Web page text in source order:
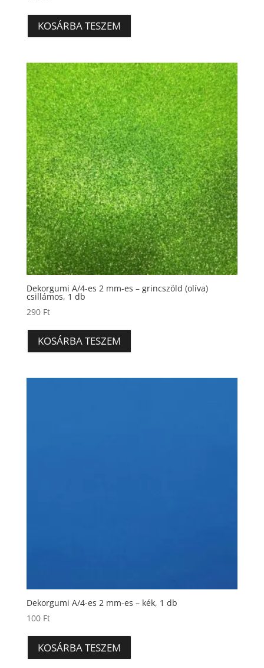
KOSÁRBA TESZEM
Dekorgumi A/4-es 2 mm-es – grincszöld (olíva)
csillámos, 1 db
290 Ft
KOSÁRBA TESZEM
Dekorgumi A/4-es 2 mm-es – kék, 1 db
100 Ft
KOSÁRBA TESZEM